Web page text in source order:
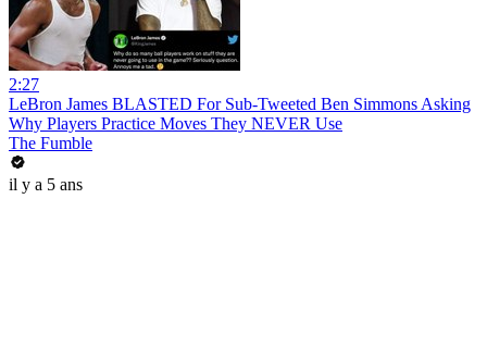
2:27
LeBron James BLASTED For Sub-Tweeted Ben Simmons Asking
Why Players Practice Moves They NEVER Use
The Fumble
il y a 5 ans